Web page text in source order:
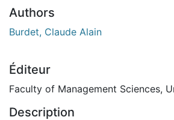
Authors
Burdet, Claude Alain
Éditeur
Faculty of Management Sciences,
Description